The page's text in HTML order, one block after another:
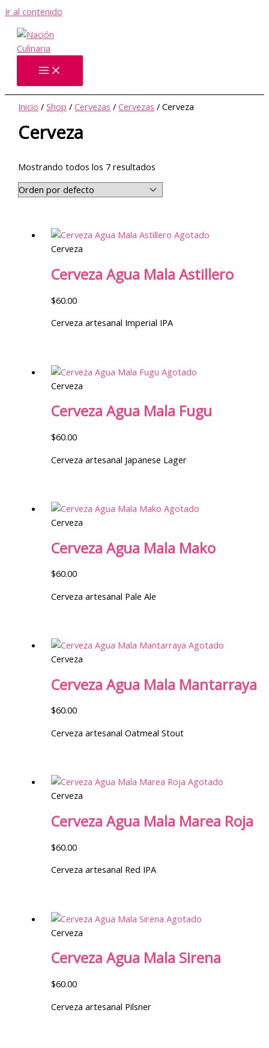
Ir al contenido
Inicio /Shop /Cervezas /Cervezas / Cerveza
Cerveza
Mostrando todos los 7 resultados
Agotado
Cerveza
Cerveza Agua Mala Astillero
$60.00
Cerveza artesanal Imperial IPA
Agotado
Cerveza
Cerveza Agua Mala Fugu
$60.00
Cerveza artesanal Japanese Lager
Agotado
Cerveza
Cerveza Agua Mala Mako
$60.00
Cerveza artesanal Pale Ale
Agotado
Cerveza
Cerveza Agua Mala Mantarraya
$60.00
Cerveza artesanal Oatmeal Stout
Agotado
Cerveza
Cerveza Agua Mala Marea Roja
$60.00
Cerveza artesanal Red IPA
Agotado
Cerveza
Cerveza Agua Mala Sirena
$60.00
Cerveza artesanal Pilsner